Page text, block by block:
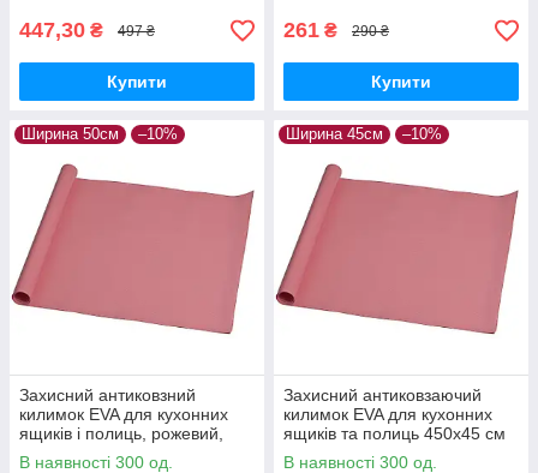
447,30 ₴ 497 ₴
Купити
261 ₴ 290 ₴
Купити
Ширина 50см –10%
Захисний антиковзний
килимок EVA для кухонних
ящиків і полиць, рожевий,
600×50 см
В наявності 300 од.
Ширина 45см –10%
Захисний антиковзаючий
килимок EVA для кухонних
ящиків та полиць 450х45 см
Рожевий
В наявності 300 од.